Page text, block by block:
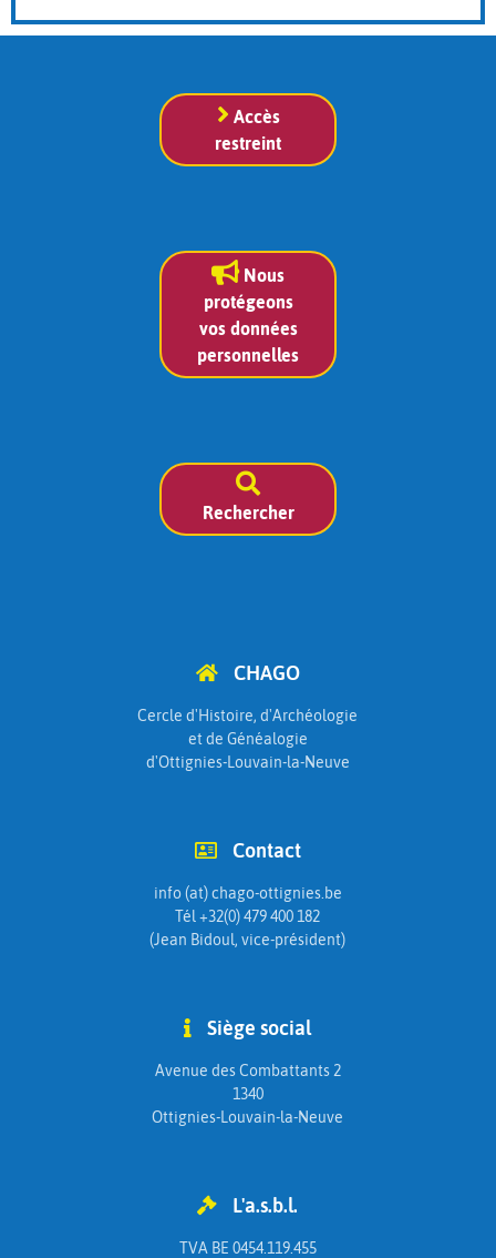
Accès
restreint
Nous
protégeons
vos données
personnelles
Rechercher
CHAGO
Cercle d'Histoire, d'Archéologie
et de Généalogie
d'Ottignies-Louvain-la-Neuve
Contact
info (at) chago-ottignies.be
Tél +32(0) 479 400 182
(Jean Bidoul, vice-président)
Siège social
Avenue des Combattants 2
1340
Ottignies-Louvain-la-Neuve
L'a.s.b.l.
TVA BE 0454.119.455